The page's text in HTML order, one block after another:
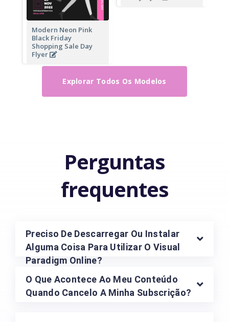
Modern Neon Pink
Black Friday
Shopping Sale Day
Flyer
Explorar Todos Os Modelos
Perguntas
frequentes
Preciso De Descarregar Ou Instalar
Alguma Coisa Para Utilizar O Visual
Paradigm Online?
O Que Acontece Ao Meu Conteúdo
Quando Cancelo A Minha Subscrição?